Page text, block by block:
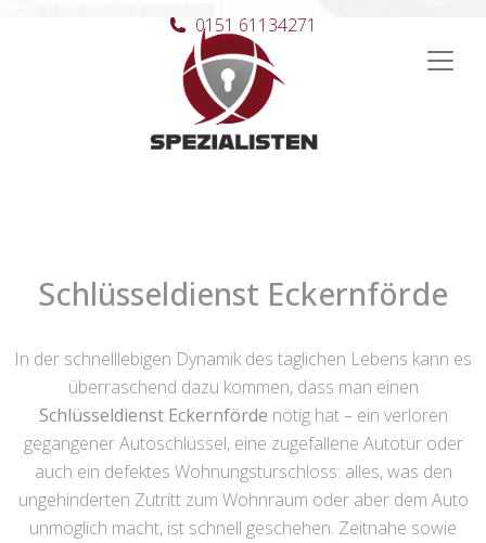
Hauptnavigation
0151 61134271
Schlüsseldienst Eckernförde
In der schnelllebigen Dynamik des täglichen Lebens kann es
überraschend dazu kommen, dass man einen
Schlüsseldienst Eckernförde nötig hat – ein verloren
gegangener Autoschlüssel, eine zugefallene Autotür oder
auch ein defektes Wohnungstürschloss: alles, was den
ungehinderten Zutritt zum Wohnraum oder aber dem Auto
unmöglich macht, ist schnell geschehen. Zeitnahe sowie